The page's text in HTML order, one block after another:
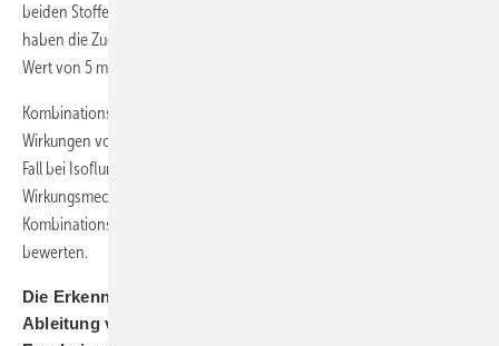
beiden Stoffen sowie der Vergleich zum analogen Stoff Benzylacetat
haben die Zuordnung zu Schwangerschaftsgruppe C bei einem MAK-
Wert von 5 ml/m
Kombinationswirkungen können auftreten, wenn gleichsinnige
Wirkungen von verschiedenen Stoffen zu erwarten sind. Dies ist der
Fall bei Isofluran und Sevofluran, bei denen von einem ähnlichen
Wirkungsmechanismus auszugehen ist. Im Allgemeinen sind
Kombinationswirkungen aufgrund der Komplexität schwierig zu
bewerten.
Die Erkenntnisse Ihrer AG sind entscheidend für die
Ableitung von Schutzmaßnahmen. Wie fließen die